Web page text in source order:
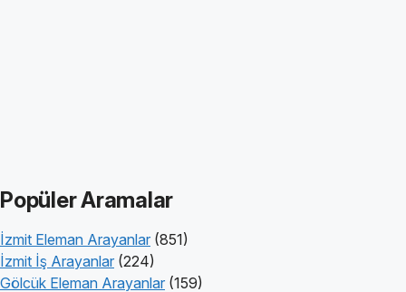
Popüler Aramalar
İzmit Eleman Arayanlar (851)
İzmit İş Arayanlar (224)
Gölcük Eleman Arayanlar (159)